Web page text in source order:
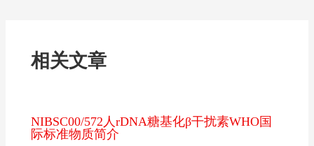
相关文章
NIBSC00/572人rDNA糖基化β干扰素WHO国
际标准物质简介